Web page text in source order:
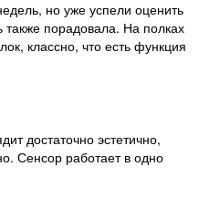
но уже успели оценить
порадовала. На полках
классно, что есть функция
достаточно эстетично,
Сенсор работает в одно